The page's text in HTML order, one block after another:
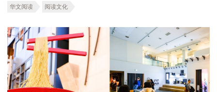
华文阅读 阅读文化